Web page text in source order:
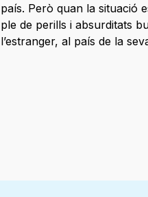
país. Però quan la situació
ple de perills i absurditats
l’estranger, al país de la